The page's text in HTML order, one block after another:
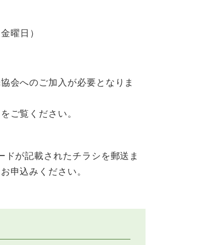
曜日）
会へのご加入が必要となりま
ご覧ください。​
が記載されたチラシを郵送ま
申込みください。